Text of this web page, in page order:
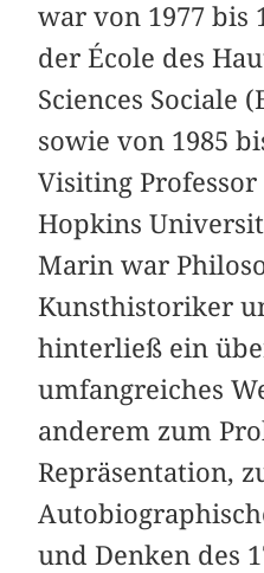
war von 1977 bis
der École des
Sciences Sociale
sowie von 1985
Visiting Professor
Hopkins
Marin war
Kunsthistoriker
hinterließ ein
umfangreiches
anderem zum
Repräsentation,
und Denken des